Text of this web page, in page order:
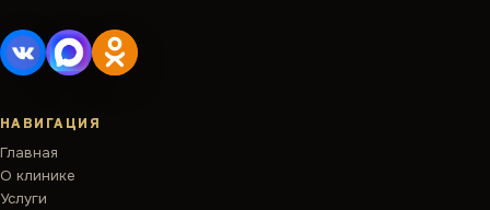
НАВИГАЦИЯ
Главная
О клинике
Услуги